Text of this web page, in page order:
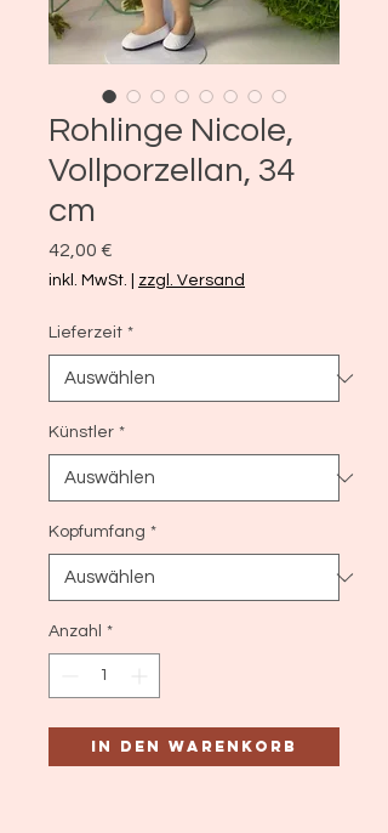
Rohlinge Nicole,
Vollporzellan, 34
cm
42,00 €
inkl. MwSt. zzgl. Versand
Lieferzeit *
Künstler *
Kopfumfang *
Anzahl *
In den Warenkorb